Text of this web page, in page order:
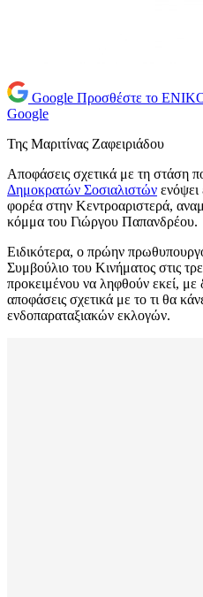
Google Προσθέστε το
Google
Της Μαριτίνας Ζαφειριάδου
Αποφάσεις σχετικά με τη στάση
Δημοκρατών Σοσιαλιστών
φορέα στην Κεντροαριστερά,
κόμμα του Γιώργου Παπανδρέου.
Ειδικότερα, ο πρώην
Συμβούλιο του Κινήματος στις
προκειμένου να ληφθούν εκεί, με
αποφάσεις σχετικά με το τι θα
ενδοπαραταξιακών εκλογών.